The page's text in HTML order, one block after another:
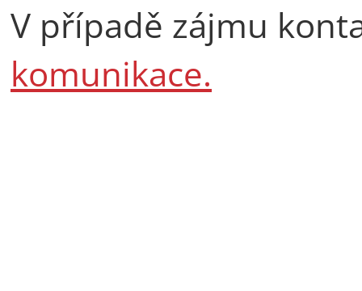
V případě zájmu
komunikace.